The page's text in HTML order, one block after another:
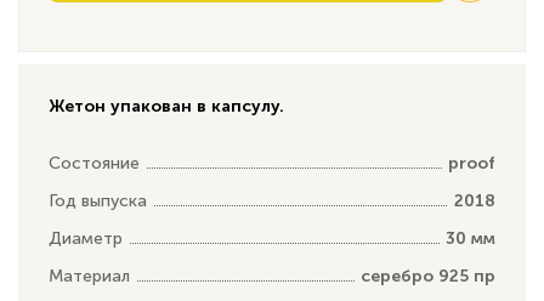
Жетон упакован в капсулу.
Состояние
proof
Год выпуска
2018
Диаметр
30 мм
Материал
серебро 925 пр